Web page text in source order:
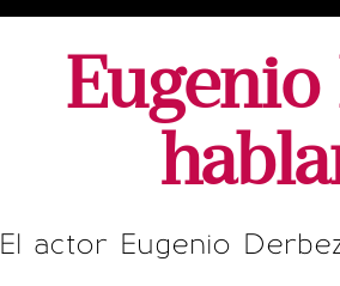
El actor Eugenio